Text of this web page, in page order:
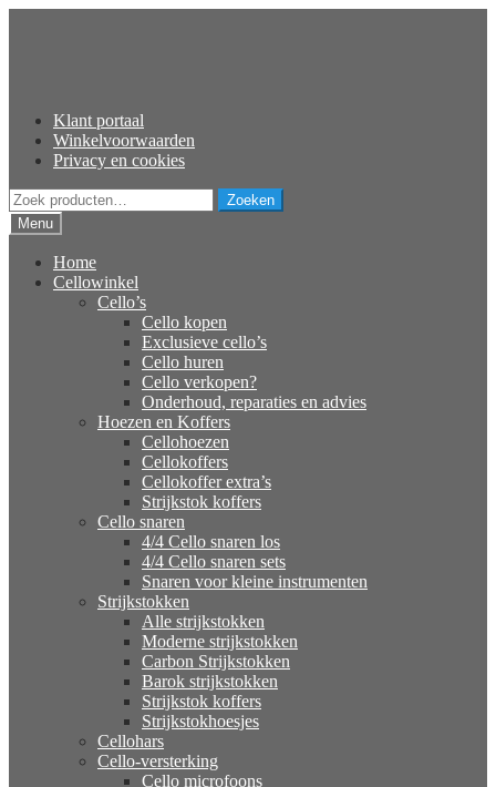
Klant portaal
Winkelvoorwaarden
Privacy en cookies
Zoeken
naar:
Zoeken
Menu
Home
Cellowinkel
Cello’s
Cello kopen
Exclusieve cello’s
Cello huren
Cello verkopen?
Onderhoud, reparaties en advies
Hoezen en Koffers
Cellohoezen
Cellokoffers
Cellokoffer extra’s
Strijkstok koffers
Cello snaren
4/4 Cello snaren los
4/4 Cello snaren sets
Snaren voor kleine instrumenten
Strijkstokken
Alle strijkstokken
Moderne strijkstokken
Carbon Strijkstokken
Barok strijkstokken
Strijkstok koffers
Strijkstokhoesjes
Cellohars
Cello-versterking
Cello microfoons